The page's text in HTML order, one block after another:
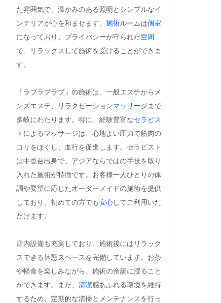
た雰囲気で、温かみのある照明とシンプルなイ
ンテリアが心を和ませます。 施術ルームは個室
になっており、プライバシーが守られた空間
で、リラックスして施術を受けることができま
す。
「ラブラブラブ」の施術は、一般エステからメ
ンズエステ、リラクゼーションマッサージ まで
多岐にわたります。特に、経験豊富なセラピス
ト によるマッサージは、心地よい圧力で筋肉の
コリをほぐし、血行を促進します。セラピスト
は中香台出身で、アジアならではの手技を取り
入れた施術が特徴です。お客様一人ひとりの体
調や要望に応じたオーダーメイドの施術を提供
しており、初めての方でも安心してご利用いた
だけます。
店内設備も充実しており、施術後にはリラック
スできる休憩スペースを完備しています。お茶
や軽食を楽しみながら、施術の余韻に浸ること
ができます。また、 清潔感あふれる環境を維持
するため、定期的な清掃とメンテナンスを行っ